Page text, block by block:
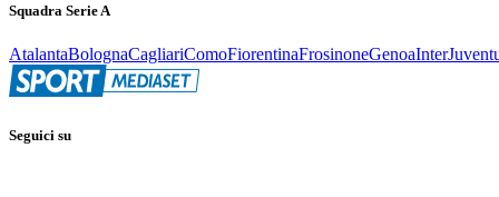
Squadra Serie A
AtalantaBolognaCagliariComoFiorentinaFrosinoneGenoaInter
Seguici su